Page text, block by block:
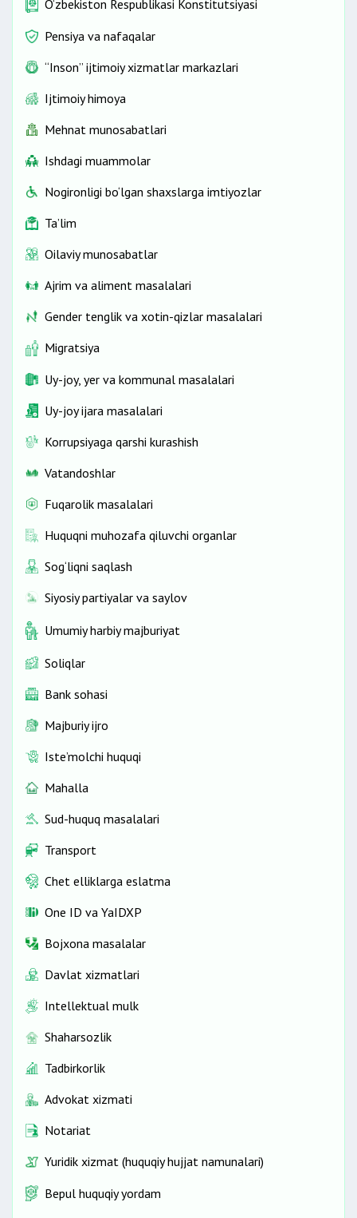
O‘zbekiston Respublikasi Konstitutsiyasi
Pensiya va nafaqalar
“Inson” ijtimoiy xizmatlar markazlari
Ijtimoiy himoya
Mehnat munosabatlari
Ishdagi muammolar
Nogironligi bo‘lgan shaxslarga imtiyozlar
Ta’lim
Oilaviy munosabatlar
Ajrim va aliment masalalari
Gender tenglik va xotin-qizlar masalalari
Migratsiya
Uy-joy, yer va kommunal masalalari
Uy-joy ijara masalalari
Korrupsiyaga qarshi kurashish
Vatandoshlar
Fuqarolik masalalari
Huquqni muhozafa qiluvchi organlar
Sog‘liqni saqlash
Siyosiy partiyalar va saylov
Umumiy harbiy majburiyat
Soliqlar
Bank sohasi
Majburiy ijro
Iste’molchi huquqi
Mahalla
Sud-huquq masalalari
Transport
Chet elliklarga eslatma
One ID vа YaIDXP
Bojxona masalalar
Davlat xizmatlari
Intellektual mulk
Shaharsozlik
Tadbirkorlik
Advokat xizmati
Notariat
Yuridik xizmat (huquqiy hujjat namunalari)
Bepul huquqiy yordam